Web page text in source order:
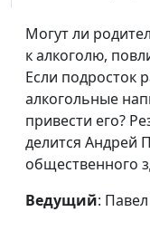
Могут ли
к алкоголю,
Если подросток
алкогольные
привести его?
делится Андрей
общественного
Ведущий:
спасения
Быть как все?
Обратная сторона
солидарности
Нужно ли всегда
соглашаться с
Что значит служить